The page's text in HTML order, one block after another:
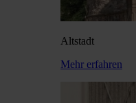
Alt­stadt
Mehr erfahren